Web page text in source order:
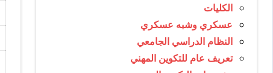
الكليات
عسكري وشبه عسكري
النظام الدراسي الجامعي
تعريف عام للتكوين المهني